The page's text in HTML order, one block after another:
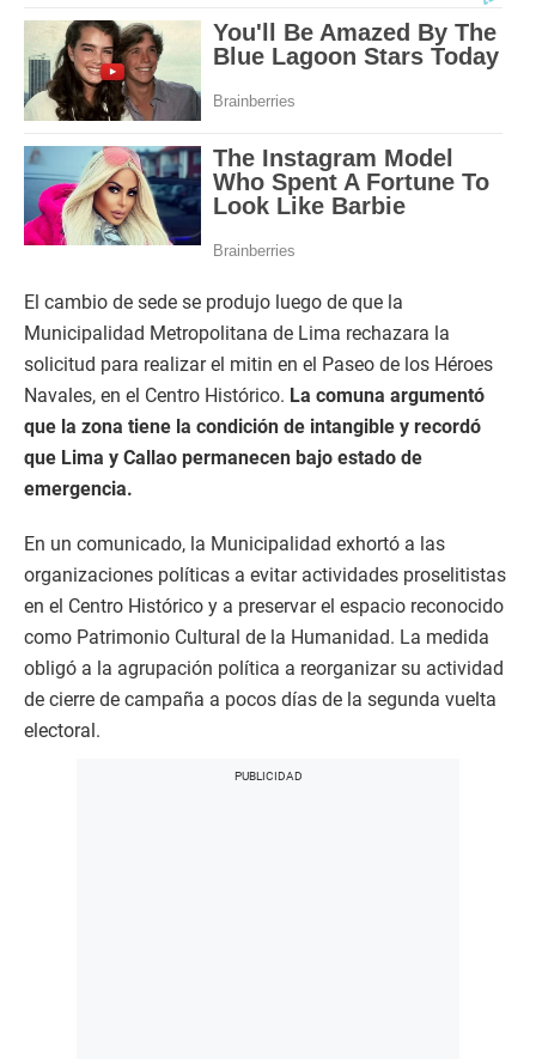
El cambio de sede se produjo luego de que la
Municipalidad Metropolitana de Lima rechazara la
solicitud para realizar el mitin en el Paseo de los Héroes
Navales, en el Centro Histórico. La comuna argumentó
que la zona tiene la condición de intangible y recordó
que Lima y Callao permanecen bajo estado de
emergencia.
En un comunicado, la Municipalidad exhortó a las
organizaciones políticas a evitar actividades proselitistas
en el Centro Histórico y a preservar el espacio reconocido
como Patrimonio Cultural de la Humanidad. La medida
obligó a la agrupación política a reorganizar su actividad
de cierre de campaña a pocos días de la segunda vuelta
electoral.